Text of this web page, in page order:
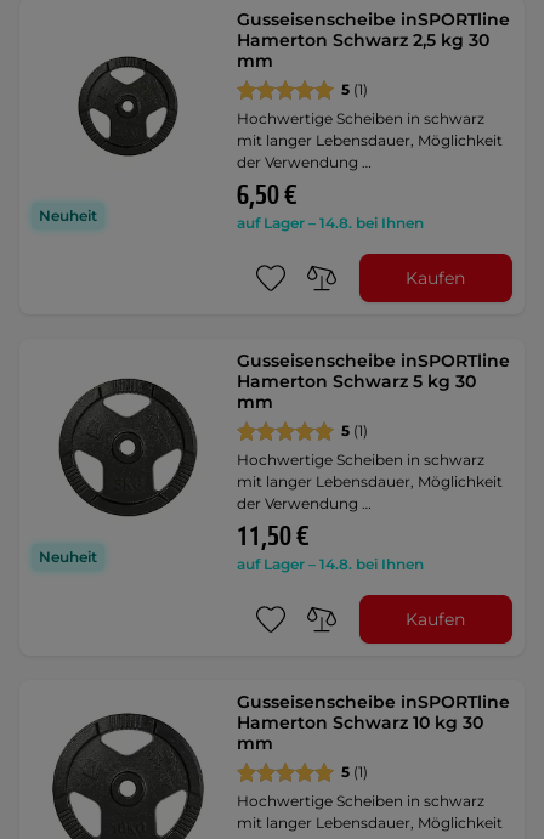
Neuheit
Gusseisenscheibe inSPORTline
Hamerton Schwarz 2,5 kg 30
mm
5 (1)
Hochwertige Scheiben in schwarz
mit langer Lebensdauer, Möglichkeit
der Verwendung …
6,50 €
auf Lager – 14.8. bei Ihnen
Kaufen
Neuheit
Gusseisenscheibe inSPORTline
Hamerton Schwarz 5 kg 30
mm
5 (1)
Hochwertige Scheiben in schwarz
mit langer Lebensdauer, Möglichkeit
der Verwendung …
11,50 €
auf Lager – 14.8. bei Ihnen
Kaufen
Gusseisenscheibe inSPORTline
Hamerton Schwarz 10 kg 30
mm
5 (1)
Hochwertige Scheiben in schwarz
mit langer Lebensdauer, Möglichkeit